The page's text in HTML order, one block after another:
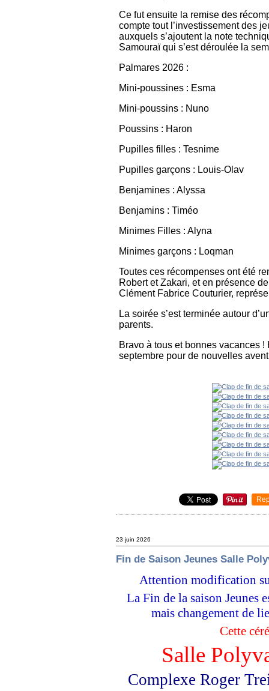
Ce fut ensuite la remise des
compte tout l’investissement des
auxquels s’ajoutent la note
Samouraï qui s’est déroulée la
Palmares 2026 :
Mini-poussines : Esma
Mini-poussins : Nuno
Poussins : Haron
Pupilles filles : Tesnime
Pupilles garçons : Louis-Olav
Benjamines : Alyssa
Benjamins : Timéo
Minimes Filles : Alyna
Minimes garçons : Loqman
Toutes ces récompenses ont été
Robert et Zakari, et en présence
Clément Fabrice Couturier,
La soirée s’est terminée autour
parents.
Bravo à tous et bonnes vacances
septembre pour de nouvelles
23 juin 2026
Fin de Saison Jeunes Salle
Attention modification
La Fin de la saison Jeunes
mais changement de
Cette
Salle
Complexe Roger